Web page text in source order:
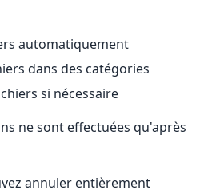
automatiquement
dans des catégories
si nécessaire
ne sont effectuées qu'après
annuler entièrement